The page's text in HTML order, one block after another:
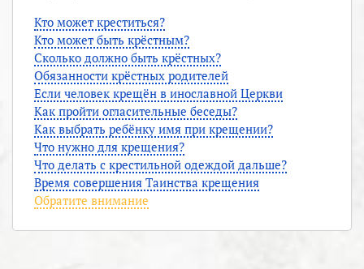
Кто может креститься?
Кто может быть крёстным?
Сколько должно быть крёстных?
Обязанности крёстных родителей
Если человек крещён в инославной Церкви
Как пройти огласительные беседы?
Как выбрать ребёнку имя при крещении?
Что нужно для крещения?
Что делать с крестильной одеждой дальше?
Время совершения Таинства крещения
Обратите внимание